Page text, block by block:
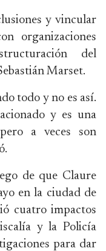
y vincular
organizaciones
del
Marset.
todo y no es así.
y es una
a veces son
de que Claure
en la ciudad de
cuatro impactos
y la Policía
para dar